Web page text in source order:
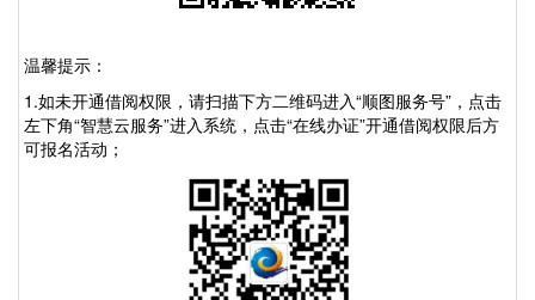
温馨提示：
1.如未开通借阅权限，请扫描下方二维码进入“顺图服务号”，点击
左下角“智慧云服务”进入系统，点击“在线办证”开通借阅权限后方
可报名活动；